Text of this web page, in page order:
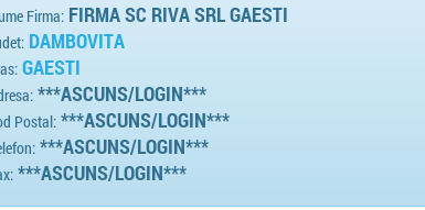
Firma: FIRMA SC RIVA SRL GAESTI
DAMBOVITA
GAESTI
***ASCUNS/LOGIN***
Postal: ***ASCUNS/LOGIN***
***ASCUNS/LOGIN***
***ASCUNS/LOGIN***